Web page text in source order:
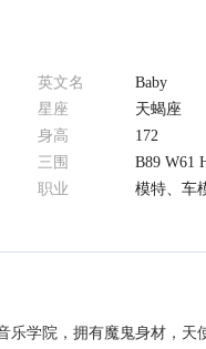
英文名
Baby
星座
天蝎座
身高
172
三围
B89 W61
职业
模特、车
学院，拥有魔鬼身材，天